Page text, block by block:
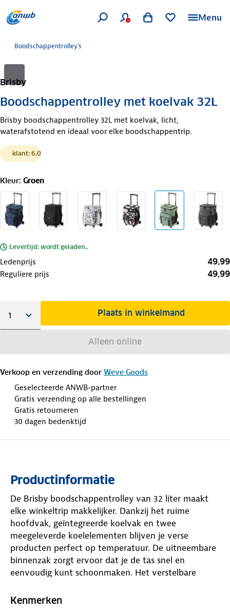
Menu
Boodschappentrolley's
Brisby
Boodschappentrolley met koelvak 32L
Brisby boodschappentrolley 32L met koelvak, licht,
waterafstotend en ideaal voor elke boodschappentrip.
klant: 6.0
Kleur: Groen
Levertijd: wordt geladen..
Ledenprijs 49,99
Reguliere prijs 49,99
Plaats in winkelmand
Alleen online
Verkoop en verzending door Weve Goods
Geselecteerde ANWB-partner
Gratis verzending op alle bestellingen
Gratis retourneren
30 dagen bedenktijd
Productinformatie
De Brisby boodschappentrolley van 32 liter maakt
elke winkeltrip makkelijker. Dankzij het ruime
hoofdvak, geïntegreerde koelvak en twee
meegeleverde koelelementen blijven je verse
producten perfect op temperatuur. De uitneembare
binnenzak zorgt ervoor dat je de tas snel en
eenvoudig kunt schoonmaken. Het verstelbare
maar lichte constructie de trolley soepel laat rollen
Kenmerken